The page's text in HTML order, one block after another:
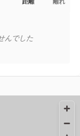
距離 離れ
んでした